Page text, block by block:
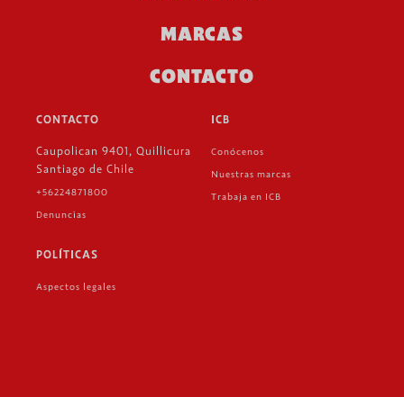
MARCAS
CONTACTO
CONTACTO
Caupolican 9401, Quillicura
Santiago de Chile
+56224871800
Denuncias
ICB
Conócenos
Nuestras marcas
Trabaja en ICB
POLÍTICAS
Aspectos legales